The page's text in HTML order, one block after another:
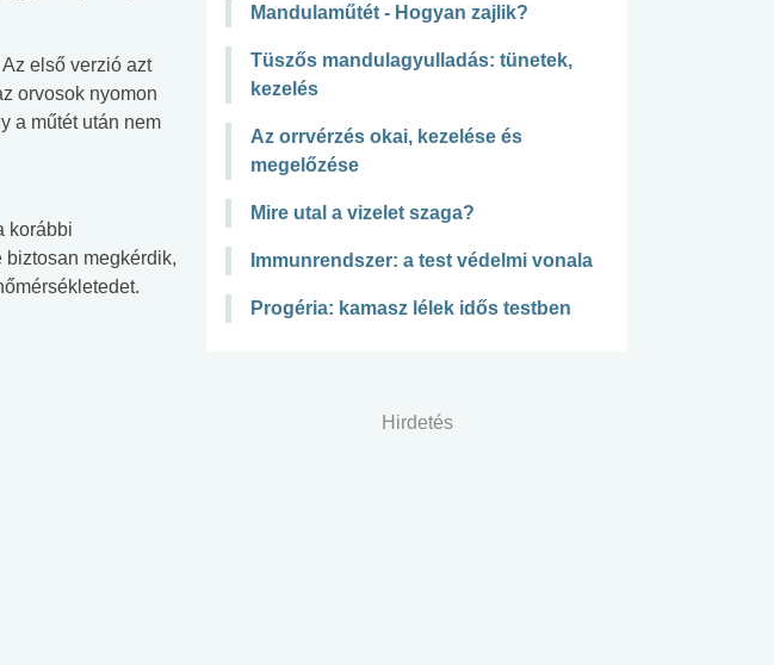
első verzió azt
orvosok nyomon
a műtét után nem
korábbi
megkérdik,
Mandulaműtét - Hogyan zajlik?
Tüszős mandulagyulladás: tünetek,
kezelés
Az orrvérzés okai, kezelése és
megelőzése
Mire utal a vizelet szaga?
Immunrendszer: a test védelmi vonala
Progéria: kamasz lélek idős testben
Hirdetés